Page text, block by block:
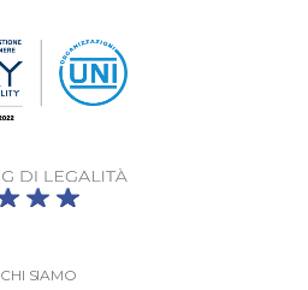
CHI SIAMO